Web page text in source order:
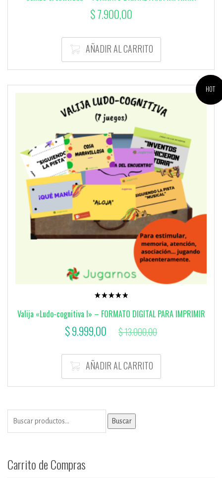
$7.900,00
AÑADIR AL CARRITO
¡OFERTA!
HOT
con
5.00
Valija «Ludo-cognitiva I» – FORMATO DIGITAL PARA IMPRIMIR
$13.000,00
El
original
era:
$9.999,00
es:
AÑADIR AL CARRITO
Buscar
Carrito de Compras